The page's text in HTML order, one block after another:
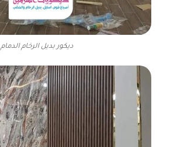
ديكور بديل الرخام الدمام